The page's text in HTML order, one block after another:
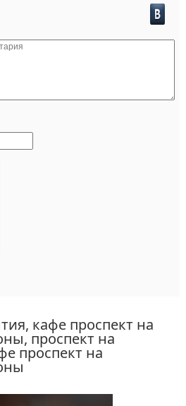
кафе проспект на
проспект на
проспект на